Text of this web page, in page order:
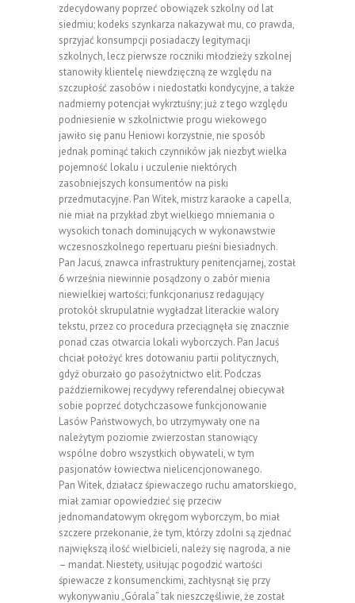
zdecydowany poprzeć obowiązek szkolny od lat
siedmiu; kodeks szynkarza nakazywał mu, co prawda,
sprzyjać konsumpcji posiadaczy legitymacji
szkolnych, lecz pierwsze roczniki młodzieży szkolnej
stanowiły klientelę niewdzięczną ze względu na
szczupłość zasobów i niedostatki kondycyjne, a także
nadmierny potencjał wykrztuśny; już z tego względu
podniesienie w szkolnictwie progu wiekowego
jawiło się panu Heniowi korzystnie, nie sposób
jednak pominąć takich czynników jak niezbyt wielka
pojemność lokalu i uczulenie niektórych
zasobniejszych konsumentów na piski
przedmutacyjne. Pan Witek, mistrz karaoke a capella,
nie miał na przykład zbyt wielkiego mniemania o
wysokich tonach dominujących w wykonawstwie
wczesnoszkolnego repertuaru pieśni biesiadnych.
Pan Jacuś, znawca infrastruktury penitencjarnej, został
6 września niewinnie posądzony o zabór mienia
niewielkiej wartości; funkcjonariusz redagujący
protokół skrupulatnie wygładzał literackie walory
tekstu, przez co procedura przeciągnęła się znacznie
ponad czas otwarcia lokali wyborczych. Pan Jacuś
chciał położyć kres dotowaniu partii politycznych,
gdyż oburzało go pasożytnictwo elit. Podczas
październikowej recydywy referendalnej obiecywał
sobie poprzeć dotychczasowe funkcjonowanie
Lasów Państwowych, bo utrzymywały one na
należytym poziomie zwierzostan stanowiący
wspólne dobro wszystkich obywateli, w tym
pasjonatów łowiectwa nielicencjonowanego.
Pan Witek, działacz śpiewaczego ruchu amatorskiego,
miał zamiar opowiedzieć się przeciw
jednomandatowym okręgom wyborczym, bo miał
szczere przekonanie, że tym, którzy zdolni są zjednać
największą ilość wielbicieli, należy się nagroda, a nie
– mandat. Niestety, usiłując pogodzić wartości
śpiewacze z konsumenckimi, zachłysnął się przy
wykonywaniu „Górala” tak nieszczęśliwie, że został